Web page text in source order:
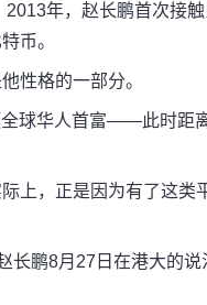
年，赵长鹏首次接
币。
性格的一部分。
球华人首富——此时距
上，正是因为有了这类
长鹏8月27日在港大的